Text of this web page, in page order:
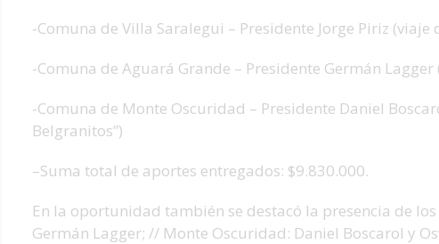
-Comuna de Villa Saralegui – Presidente Jorge Piriz (viaje
-Comuna de Aguará Grande – Presidente Germán
-Comuna de Monte Oscuridad – Presidente Daniel
Belgranitos”)
–Suma total de aportes entregados: $9.830.000.
En la oportunidad también se destacó la presencia de
Germán Lagger; // Monte Oscuridad: Daniel Boscarol y